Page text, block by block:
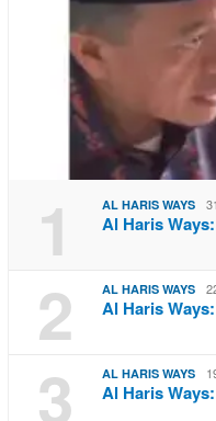
1 AL HARIS WAYS
Al Haris
2 AL HARIS WAYS
Al Haris
3 AL HARIS WAYS
Al Haris